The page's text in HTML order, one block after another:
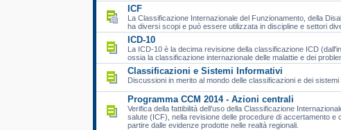
ICF
La Classificazione Internazionale del Funzionamento, della
ha diversi scopi e può essere utilizzata in discipline e settori
ICD-10
La ICD-10 è la decima revisione della classificazione ICD
ossia la classificazione internazionale delle malattie e dei
Classificazioni e Sistemi Informativi
Discussioni in merito al mondo delle classificazioni e dei
Programma CCM 2014 - Azioni centrali
Verifica della fattibilità dell’uso della Classificazione
salute (ICF), nella revisione delle procedure di accertamento e
partire dalle evidenze prodotte nelle realtà regionali.